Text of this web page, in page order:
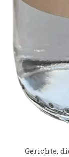
Gerichte,